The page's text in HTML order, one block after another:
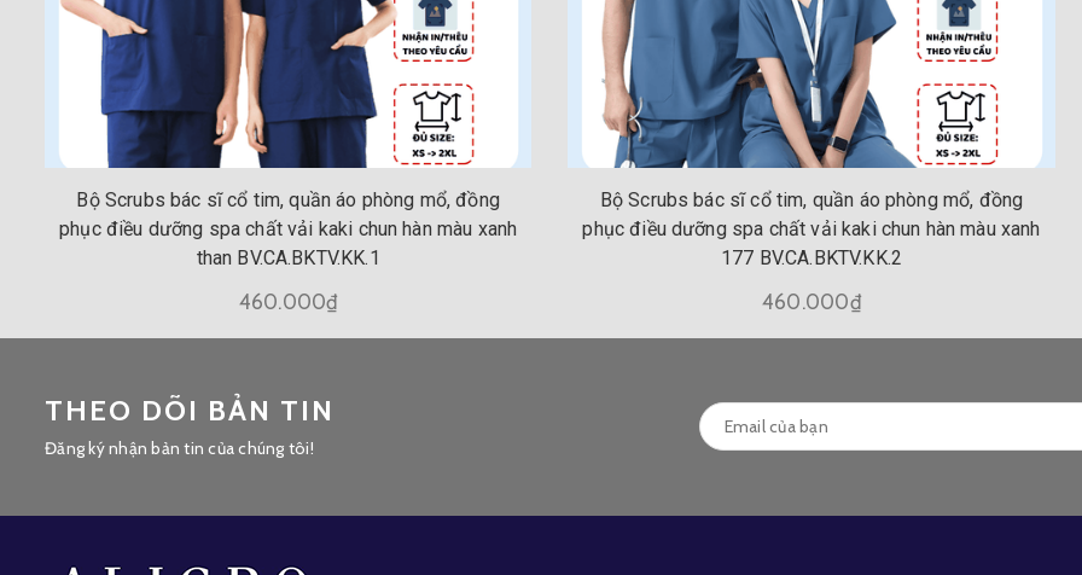
Bộ Scrubs bác sĩ cổ tim, quần áo phòng mổ, đồng
phục điều dưỡng spa chất vải kaki chun hàn màu xanh
than BV.CA.BKTV.KK.1
460.000₫
Bộ Scrubs bác sĩ cổ tim, quần áo phòng mổ, đồng
phục điều dưỡng spa chất vải kaki chun hàn màu xanh
177 BV.CA.BKTV.KK.2
460.000₫
THEO DÕI BẢN TIN
Đăng ký nhận bản tin của chúng tôi!